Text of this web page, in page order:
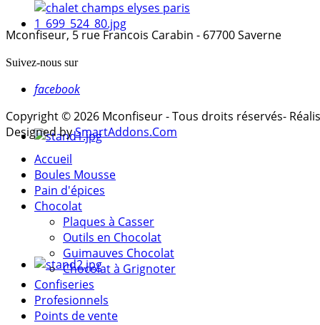
Mconfiseur, 5 rue Francois Carabin - 67700 Saverne
Suivez-nous sur
facebook
Copyright © 2026 Mconfiseur - Tous droits réservés-
Designed bySmartAddons.Com
Accueil
Boules Mousse
Pain d'épices
Chocolat
Plaques à Casser
Outils en Chocolat
Guimauves Chocolat
Chocolat à Grignoter
Confiseries
Profesionnels
Points de vente